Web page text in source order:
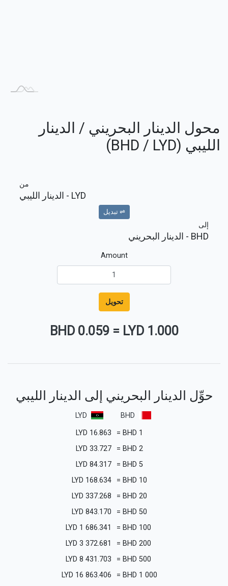
محول الدينار البحريني / الدينار
الليبي (BHD / LYD)
من
LYD - الدينار الليبي
⇌ تبديل
إلى
BHD - الدينار البحريني
Amount
تحويل
1.000 LYD
=
0.059 BHD
حوِّل الدينار البحريني إلى الدينار الليبي
BHD
LYD
1
BHD
=
16.863
LYD
2
BHD
=
33.727
LYD
5
BHD
=
84.317
LYD
10
BHD
=
168.634
LYD
20
BHD
=
337.268
LYD
50
BHD
=
843.170
LYD
100
BHD
=
1 686.341
LYD
200
BHD
=
3 372.681
LYD
500
BHD
=
8 431.703
LYD
1 000
BHD
=
16 863.406
LYD